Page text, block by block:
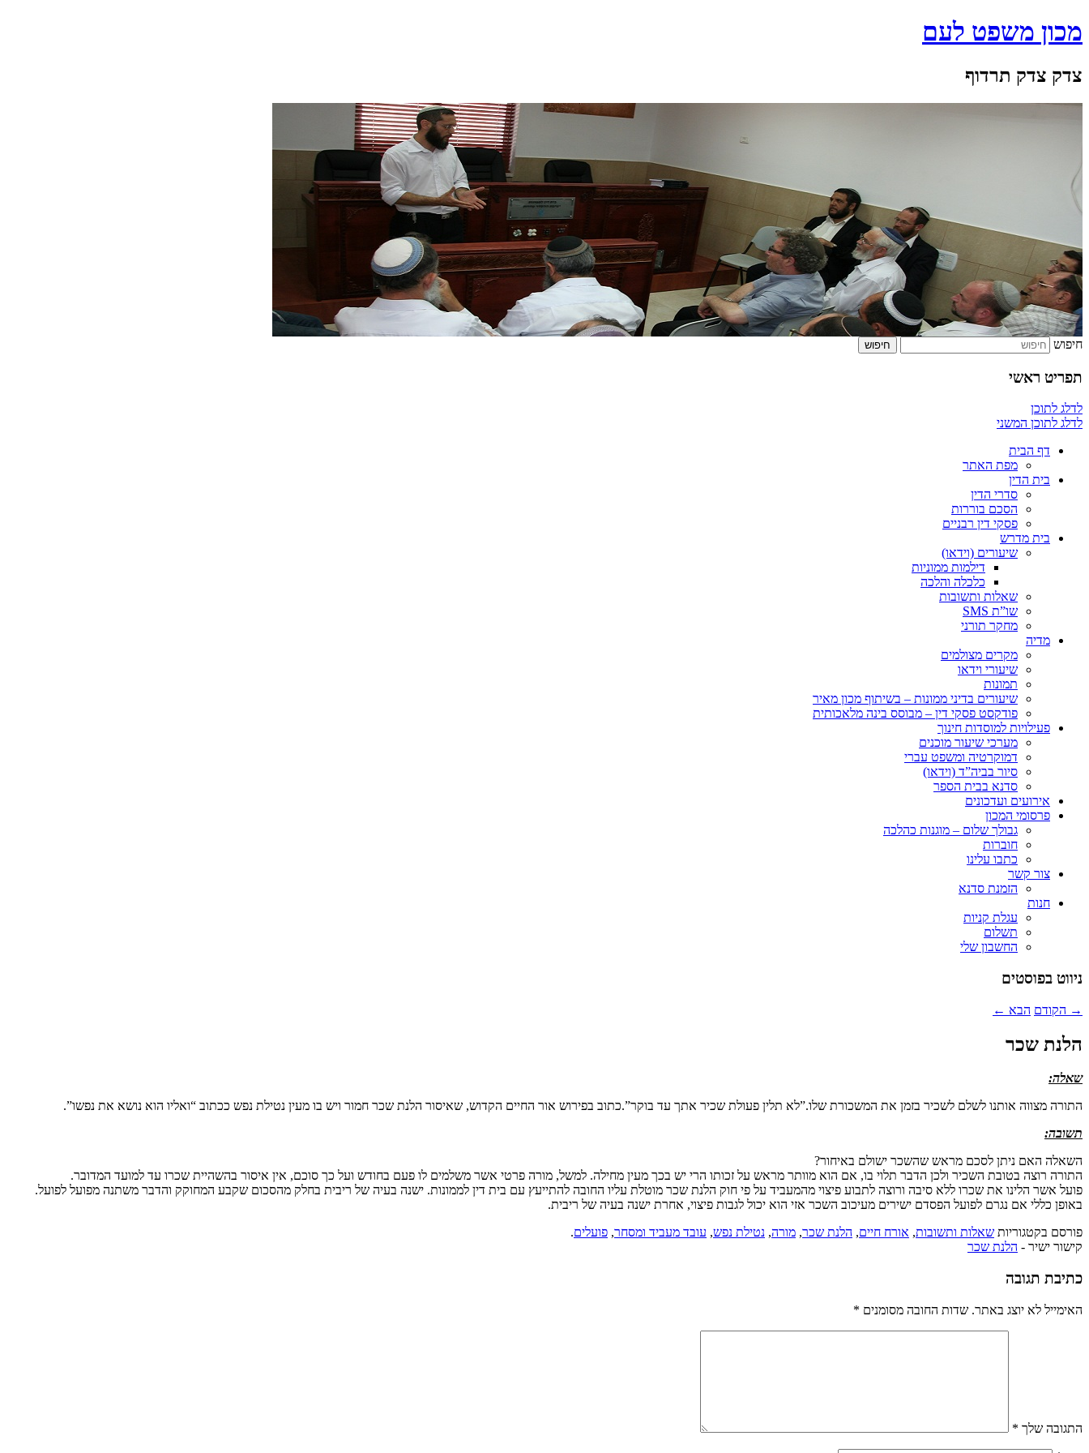
מכון משפט לעם
צדק צדק תרדוף
חיפוש
תפריט ראשי
לדלג לתוכן
לדלג לתוכן המשני
דף הבית
מפת האתר
בית הדין
סדרי הדין
הסכם בוררות
פסקי דין רבניים
בית מדרש
שיעורים (וידאו)
דילמות ממוניות
כלכלה והלכה
שאלות ותשובות
שו”ת SMS
מחקר תורני
מדיה
מקרים מצולמים
שיעורי וידאו
תמונות
שיעורים בדיני ממונות – בשיתוף מכון מאיר
פודקסט פסקי דין – מבוסס בינה מלאכותית
פעילויות למוסדות חינוך
מערכי שיעור מוכנים
דמוקרטיה ומשפט עברי
סיור בביה”ד (וידאו)
סדנא בבית הספר
אירועים ועדכונים
פרסומי המכון
גבולך שלום – מוגנות כהלכה
חוברות
כתבו עלינו
צור קשר
הזמנת סדנא
חנות
עגלת קניות
תשלום
החשבון שלי
ניווט בפוסטים
→ הקודם הבא ←
הלנת שכר
שאלה:
התורה מצווה אותנו לשלם לשכיר בזמן את המשכורת שלו.”לא תלין פעולת שכיר אתך עד בוקר”.כתוב בפירוש אור החיים הקדוש, שאיסור הלנת שכר חמור ויש בו מעין נטילת נפש ככתוב “ואליו הוא נושא את נפשו”.
תשובה:
השאלה האם ניתן לסכם מראש שהשכר ישולם באיחור?
התורה רוצה בטובת השכיר ולכן הדבר תלוי בו, אם הוא מוותר מראש על זכותו הרי יש בכך מעין מחילה. למשל, מורה פרטי אשר משלמים לו פעם בחודש ועל כך סוכם, אין איסור בהשהיית שכרו עד למועד המדובר.
פועל אשר הלינו את שכרו ללא סיבה ורוצה לתבוע פיצוי מהמעביד על פי חוק הלנת שכר מוטלת עליו החובה להתייעץ עם בית דין לממונות. ישנה בעיה של ריבית בחלק מהסכום שקבע המחוקק והדבר משתנה מפועל לפועל.
באופן כללי אם נגרם לפועל הפסדם ישירים מעיכוב השכר אזי הוא יכול לגבות פיצוי, אחרת ישנה בעיה של ריבית.
פורסם בקטגוריות שאלות ותשובות, אורח חיים, הלנת שכר, מורה, נטילת נפש, עובד מעביד ומסחר, פועלים.
קישור ישיר - הלנת שכר
כתיבת תגובה
האימייל לא יוצג באתר. שדות החובה מסומנים *
התגובה שלך *